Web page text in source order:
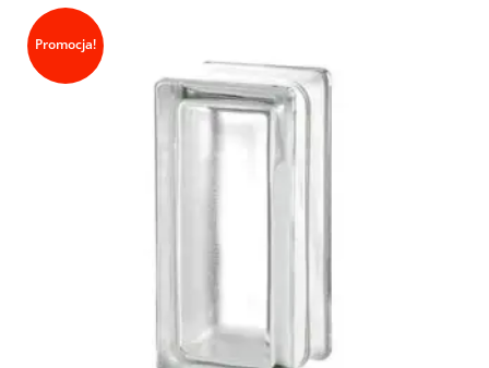
Promocja!